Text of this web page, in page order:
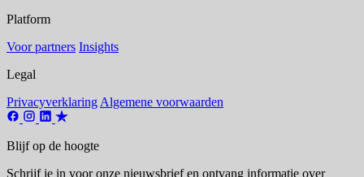
Platform
Voor partners Insights
Legal
Privacyverklaring Algemene voorwaarden
Blijf op de hoogte
Schrijf je in voor onze nieuwsbrief en ontvang informatie over